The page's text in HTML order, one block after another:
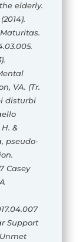
elderly.
VA. (Tr.
disturbi
&
pseudo‐
Casey
Support